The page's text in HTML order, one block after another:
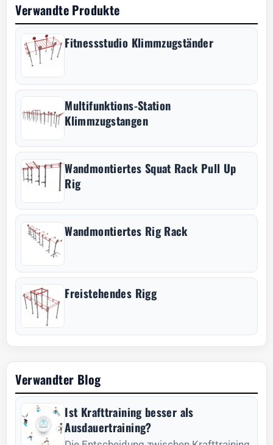
Verwandte Produkte
Fitnessstudio Klimmzugständer
Multifunktions-Station
Klimmzugstangen
Wandmontiertes Squat Rack Pull Up
Rig
Wandmontiertes Rig Rack
Freistehendes Rigg
Verwandter Blog
Ist Krafttraining besser als
Ausdauertraining?